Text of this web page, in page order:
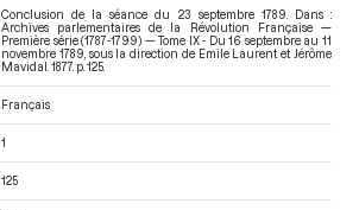
Conclusion de la séance du 23 septembre 1789. Dans :
Archives parlementaires de la Révolution Française —
Première série (1787-1799) — Tome IX - Du 16 septembre au 11
novembre 1789 , sous la direction de Emile Laurent et Jérôme
Mavidal. 1877. p. 125.
Français
1
125